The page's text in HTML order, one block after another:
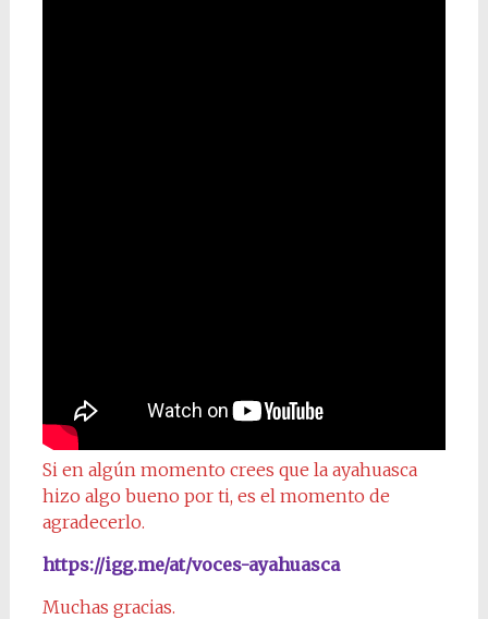
Si en algún momento crees que la ayahuasca
hizo algo bueno por ti, es el momento de
agradecerlo.
https://igg.me/at/voces-ayahuasca
Muchas gracias.